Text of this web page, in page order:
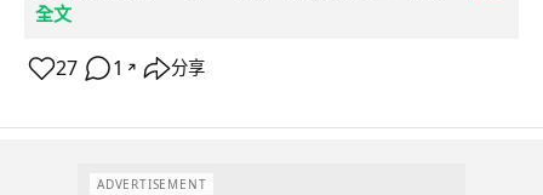
全文
27 1 ↗ 分享
ADVERTISEMENT